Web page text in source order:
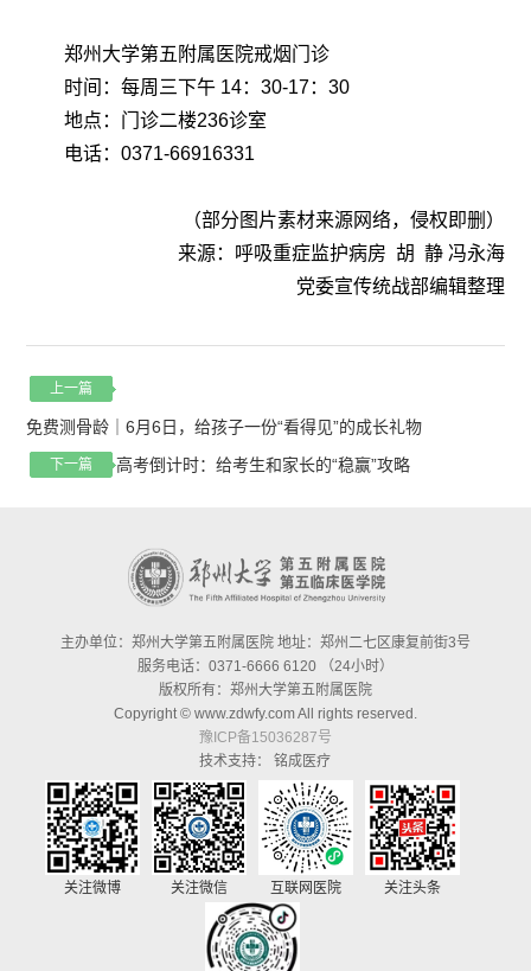
郑州大学第五附属医院戒烟门诊
时间：每周三下午 14：30-17：30
地点：门诊二楼236诊室
电话：0371-66916331
（部分图片素材来源网络，侵权即删）
来源：呼吸重症监护病房 胡 静 冯永海
党委宣传统战部编辑整理
上一篇
免费测骨龄｜6月6日，给孩子一份“看得见”的成长礼物
下一篇 高考倒计时：给考生和家长的“稳赢”攻略
关注微博 关注微信 互联网医院 关注头条
主办单位：郑州大学第五附属医院 地址：郑州二七区康复前街3号
服务电话：0371-6666 6120 （24小时）
版权所有：郑州大学第五附属医院
Copyright © www.zdwfy.com All rights reserved.
豫ICP备15036287号
技术支持：铭成医疗